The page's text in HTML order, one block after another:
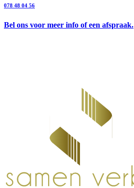
078 48 04 56
Bel ons voor meer info of een afspraak.